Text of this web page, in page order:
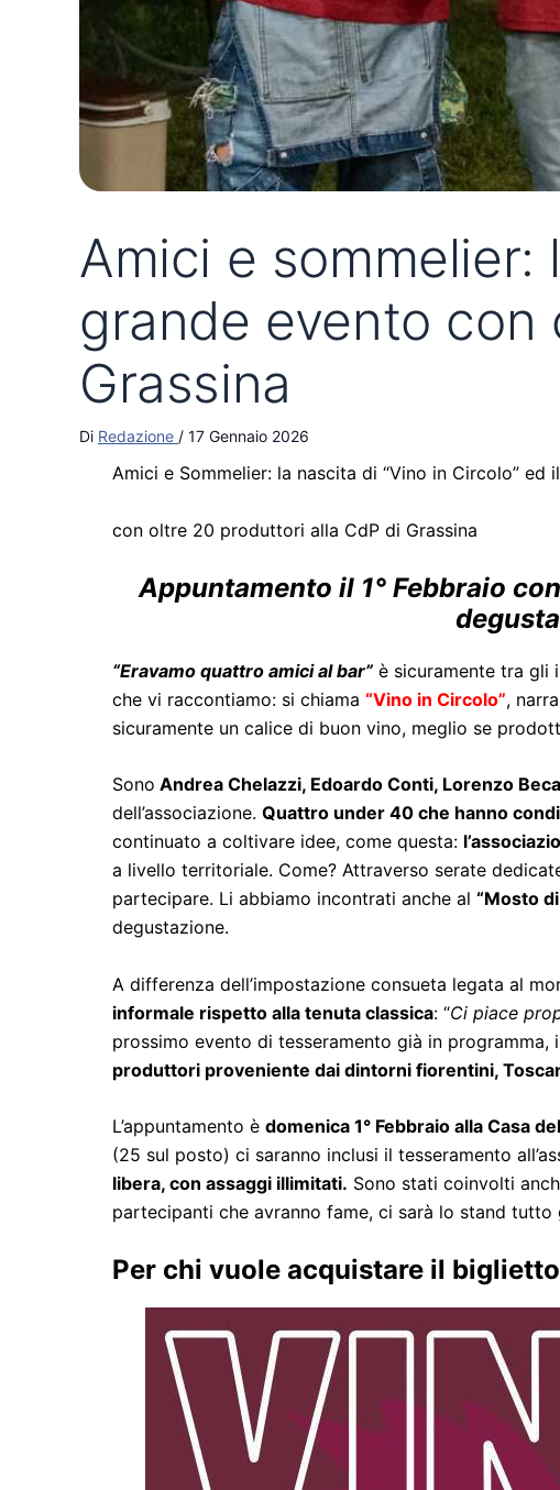
Amici e sommelier:
grande evento con
Grassina
Di Redazione / 17 Gennaio 2026
Amici e Sommelier: la nascita di “Vino in Circolo” ed
con oltre 20 produttori alla CdP di Grassina
Appuntamento il 1° Febbraio
“Eravamo quattro amici al bar” è sicuramente tra gli
che vi raccontiamo: si chiama “Vino in Circolo”,
sicuramente un calice di buon vino, meglio se
Sono Andrea Chelazzi, Edoardo Conti, Lorenzo
dell’associazione. Quattro under 40 che hanno
continuato a coltivare idee, come questa:
a livello territoriale. Come? Attraverso serate
partecipare. Li abbiamo incontrati anche al “Mosto
degustazione.
A differenza dell’impostazione consueta legata al
informale rispetto alla tenuta classica: “Ci piace
prossimo evento di tesseramento già in
produttori proveniente dai dintorni fiorentini,
L’appuntamento è domenica 1° Febbraio alla Casa
(25 sul posto) ci saranno inclusi il tesseramento
libera, con assaggi illimitati. Sono stati coinvolti
partecipanti che avranno fame, ci sarà lo stand tutto
Per chi vuole acquistare il